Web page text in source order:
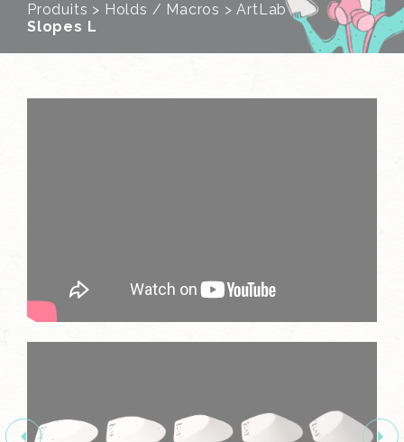
Produits > Holds / Macros >ArtLab>
Slopes L